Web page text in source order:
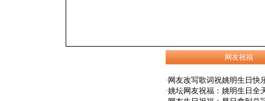
网友祝福
· 网友改写歌词祝姚明生日快
·姚坛网友祝福：姚明生日全